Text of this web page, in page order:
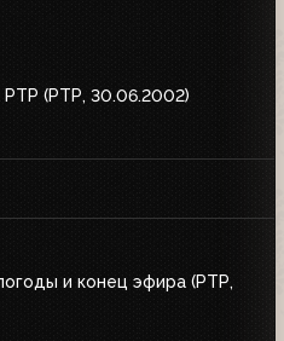
РТР (РТР, 30.06.2002)
и конец эфира (РТР,